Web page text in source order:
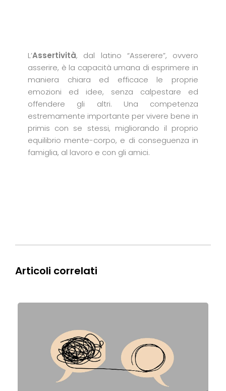
L’Assertività, dal latino “Asserere”, ovvero
asserire, è la capacità umana di esprimere in
maniera chiara ed efficace le proprie
emozioni ed idee, senza calpestare ed
offendere gli altri. Una competenza
estremamente importante per vivere bene in
primis con se stessi, migliorando il proprio
equilibrio mente-corpo, e di conseguenza in
famiglia, al lavoro e con gli amici.
Articoli correlati